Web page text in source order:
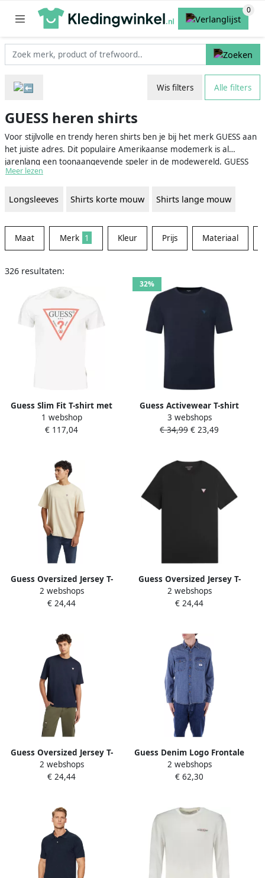
Wis filters Alle filters
GUESS heren shirts
Voor stijlvolle en trendy heren shirts ben je bij het merk GUESS aan
het juiste adres. Dit populaire Amerikaanse modemerk is al
jarenlang een toonaangevende speler in de modewereld. GUESS
staat bekend om zijn iconische logo, opvallende prints en
shirts, variërend van casual tot chique, vind je altijd een shirt dat bij
Meer lezen
Longsleeves Shirts korte mouw Shirts lange mouw
Maat Merk 1 Kleur Prijs Materiaal
326 resultaten:
Guess Slim Fit T-shirt met
Korte Mouwen White Heren
1 webshop
€ 117,04
32%
Guess Activewear T-shirt
met labeldetail model
'HEDLEY'
3 webshops
€ 34,99 € 23,49
Guess Oversized Jersey T-
shirt van Biologisch Katoen
Beige Heren
2 webshops
€ 24,44
Guess Oversized Jersey T-
shirt van Biologisch Katoen
Black Heren
2 webshops
€ 24,44
Guess Oversized Jersey T-
shirt van Biologisch Katoen
Blue Heren
2 webshops
€ 24,44
Guess Denim Logo Frontale
Shirt Twee Zakken Blue
Heren
2 webshops
€ 62,30